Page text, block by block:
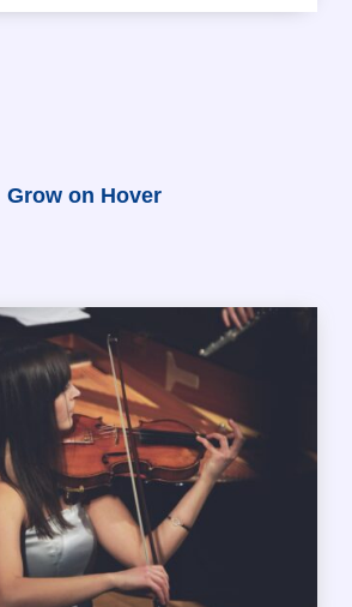
Grow on Hover